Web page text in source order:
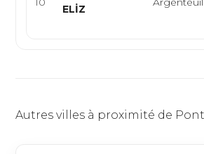
ELİZ
Autres villes à proximité de